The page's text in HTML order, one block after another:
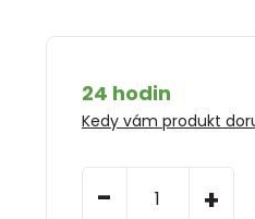
24 hodin
Kedy vám produkt
- +